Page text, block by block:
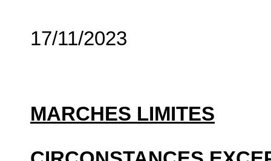
17/11/2023
MARCHES LIMITES